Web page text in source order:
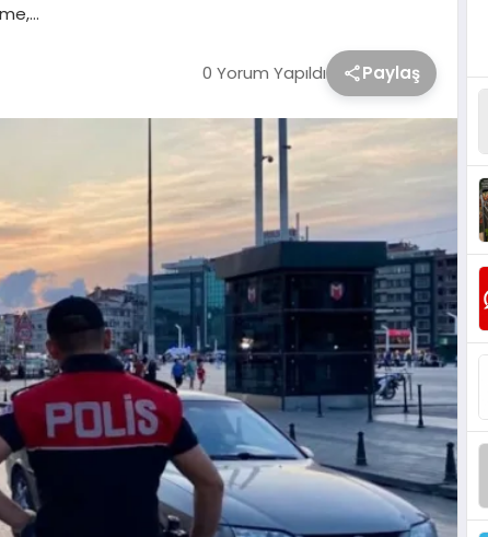
0 Yorum Yapıldı Paylaş